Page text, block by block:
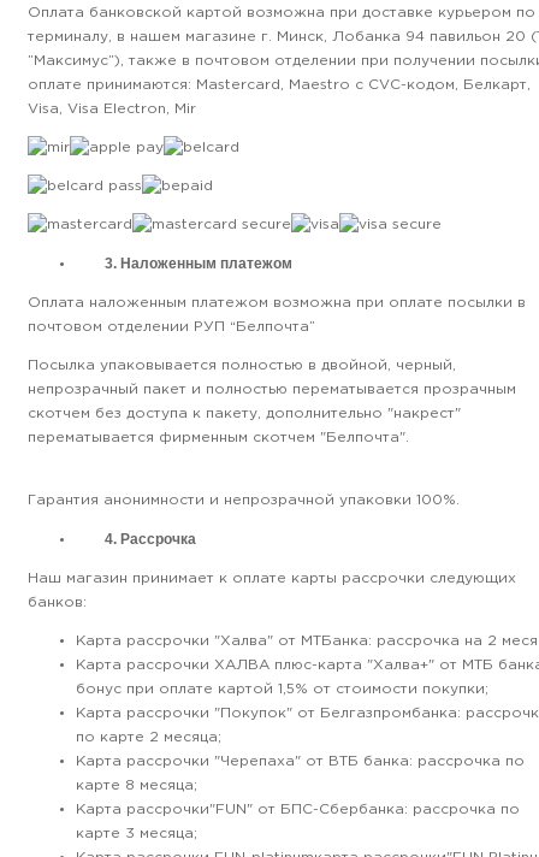
Оплата банковской картой возможна при доставке курьером по
терминалу, в нашем магазине г. Минск, Лобанка 94 павильон 20
”Максимус”), также в почтовом отделении при получении
оплате принимаются: Mastercard, Maestro с CVC-кодом, Белкарт,
Visa, Visa Electron, Mir
3. Наложенным платежом
Оплата наложенным платежом возможна при оплате посылки в
почтовом отделении РУП “Белпочта”
Посылка упаковывается полностью в двойной, черный,
непрозрачный пакет и полностью перематывается прозрачным
скотчем без доступа к пакету, дополнительно "накрест"
перематывается фирменным скотчем
Гарантия анонимности и непрозрачной упаковки 100%.
4. Рассрочка
Наш магазин принимает к оплате карты рассрочки следующих
банков:
Карта рассрочки "Халва" от МТБанка: рассрочка на 2
Карта рассрочки ХАЛВА плюс-карта "Халва+" от МТБ
бонус при оплате картой 1,5% от стоимости покупки;
Карта рассрочки "Покупок" от Белгазпромбанка:
по карте 2 месяца;
Карта рассрочки "Черепаха" от ВТБ банка: рассрочка по
карте 8 месяца;
Карта рассрочки"FUN" от БПС-Сбербанка: рассрочка по
карте 3 месяца;